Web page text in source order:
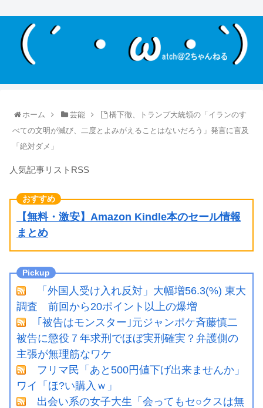
ホーム 芸能
橋下徹、トランプ大統領の「イランのす
べての文明が滅び、二度とよみがえることはないだろう」発言に言及
「絶対ダメ」
人気記事リストRSS
【無料・激安】Amazon Kindle本のセール情報
まとめ
「外国人受け入れ反対」大幅増56.3(%) 東大
調査 前回から20ポイント以上の爆増
｢被告はモンスター｣元ジャンポケ斉藤慎二
被告に懲役７年求刑でほぼ実刑確実？弁護側の
主張が無理筋なワケ
フリマ民「あと500円値下げ出来ませんか」
ワイ「ほ?い購入ｗ」
出会い系の女子大生「会ってもセ○クスは無